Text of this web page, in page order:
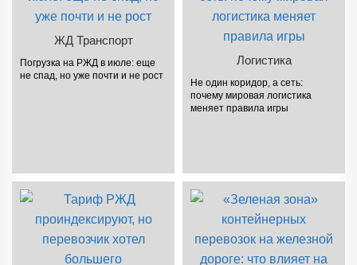
ЖД Транспорт
Погрузка на РЖД в июле: еще
не спад, но уже почти и не рост
Логистика
Не один коридор, а сеть:
почему мировая логистика
меняет правила игры